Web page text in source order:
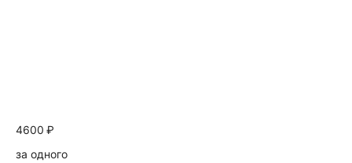
4600 ₽
за одного